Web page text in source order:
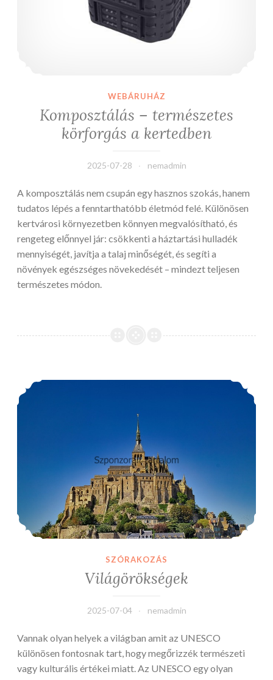
WEBÁRUHÁZ
Komposztálás – természetes
körforgás a kertedben
2025-07-28 nemadmin
A komposztálás nem csupán egy hasznos szokás, hanem
tudatos lépés a fenntarthatóbb életmód felé. Különösen
kertvárosi környezetben könnyen megvalósítható, és
rengeteg előnnyel jár: csökkenti a háztartási hulladék
mennyiségét, javítja a talaj minőségét, és segíti a
növények egészséges növekedését – mindezt teljesen
természetes módon.
Világörökségek
SZÓRAKOZÁS
Világörökségek
2025-07-04 nemadmin
Vannak olyan helyek a világban amit az UNESCO
különösen fontosnak tart, hogy megőrizzék természeti
vagy kulturális értékei miatt. Az UNESCO egy olyan